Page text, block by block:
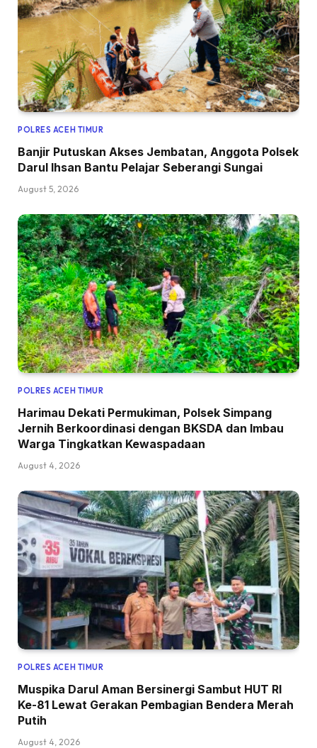
POLRES ACEH TIMUR
Banjir Putuskan Akses Jembatan, Anggota Polsek
Darul Ihsan Bantu Pelajar Seberangi Sungai
August 5, 2026
POLRES ACEH TIMUR
Harimau Dekati Permukiman, Polsek Simpang
Jernih Berkoordinasi dengan BKSDA dan Imbau
Warga Tingkatkan Kewaspadaan
August 4, 2026
POLRES ACEH TIMUR
Muspika Darul Aman Bersinergi Sambut HUT RI
Ke-81 Lewat Gerakan Pembagian Bendera Merah
Putih
August 4, 2026